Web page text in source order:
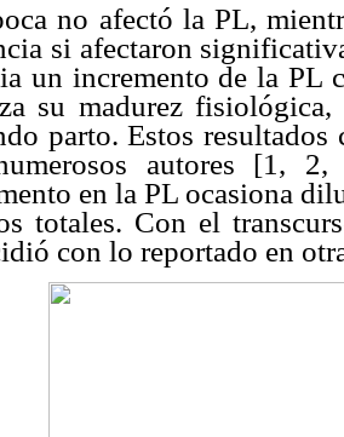
no afectó la PL,
si afectaron
un incremento de la PL
su madurez
parto. Estos
autores [1,
en la PL ocasiona
totales. Con el
con lo reportado en